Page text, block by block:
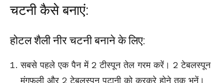
चटनी कैसे बनाएं:
होटल शैली नीर चटनी बनाने के लिए:
सबसे पहले एक पैन में 2 टीस्पून तेल गरम करें। 2 टेबलस्पून
मूंगफली और 2 टेबलस्पून पुटानी को कुरकुरे होने तक भूनें।